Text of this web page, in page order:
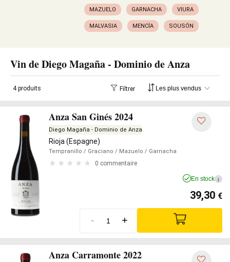
MAZUELO GARNACHA VIURA
MALVASIA MENCÍA SOUSÓN
Vin de Diego Magaña - Dominio de Anza
4 produits Filtrer
Anza San Ginés 2024
Diego Magaña - Dominio de Anza
Rioja (Espagne)
Tempranillo / Graciano / Mazuelo / Garnacha
0 commentaire
En stock i
39,30 €
- +
Anza Carramonte 2022